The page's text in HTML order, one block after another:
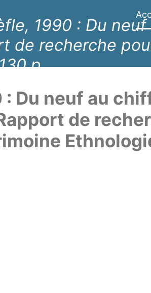
1990 : Du
de recherche
p.
Du neuf au
de